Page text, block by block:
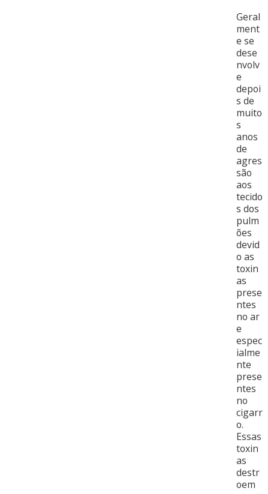
Geral
ment
e se
dese
nvolv
e
depoi
s de
muito
s
anos
de
agres
são
aos
tecido
s dos
pulm
ões
devid
o as
toxin
as
prese
ntes
no ar
e
espec
ialme
nte
prese
ntes
no
cigarr
o.
Essas
toxin
as
destr
oem